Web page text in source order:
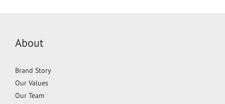
About
Brand Story
Our Values
Our Team